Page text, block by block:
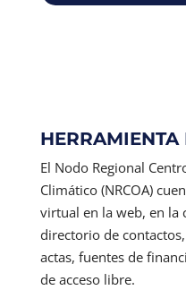
HERRAMIENTA
El Nodo Regional
Climático (NRCOA)
virtual en la web, en la
directorio de
actas, fuentes de
de acceso libre.